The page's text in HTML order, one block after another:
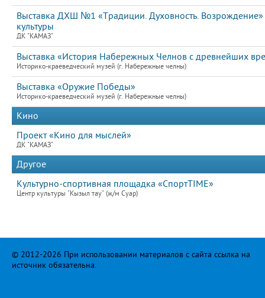
Выставка ДХШ №1 «Традиции. Духовность.
культуры
ДК "КАМАЗ"
Выставка «История Набережных Челнов с древнейших
Историко-краеведческий музей (г. Набережные челны)
Выставка «Оружие Победы»
Историко-краеведческий музей (г. Набережные челны)
Кино
Проект «Кино для мыслей»
ДК "КАМАЗ"
Другое
Культурно-спортивная площадка «СпортTIME»
Центр культуры "Кызыл тау" (ж/м Суар)
© 2012-2026 При использовании материалов с сайта ссылка на
источник обязательна.